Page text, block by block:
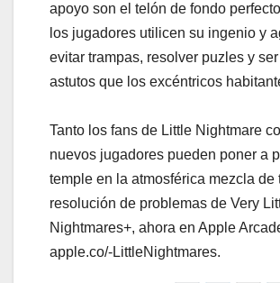
apoyo son el telón de fondo
los jugadores utilicen su ingenio y
evitar trampas, resolver puzles y
astutos que los excéntricos
Tanto los fans de Little Nightmare
nuevos jugadores pueden poner a
temple en la atmosférica mezcla de
resolución de problemas de Very
Nightmares+, ahora en Apple
apple.co/-LittleNightmares.